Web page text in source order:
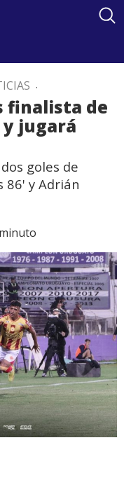
.
finalista de
y jugará
goles de
86' y Adrián
minuto